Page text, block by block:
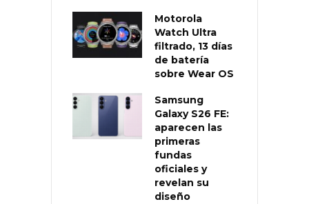
Motorola
Watch Ultra
filtrado, 13 días
de batería
sobre Wear OS
Samsung
Galaxy S26 FE:
aparecen las
primeras
fundas
oficiales y
revelan su
diseño